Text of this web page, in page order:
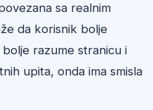
sa realnim
da korisnik bolje
razume stranicu i
upita, onda ima smisla